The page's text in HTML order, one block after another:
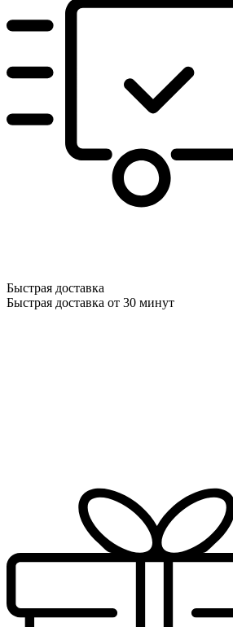
Быстрая доставка
Быстрая доставка от 30 минут